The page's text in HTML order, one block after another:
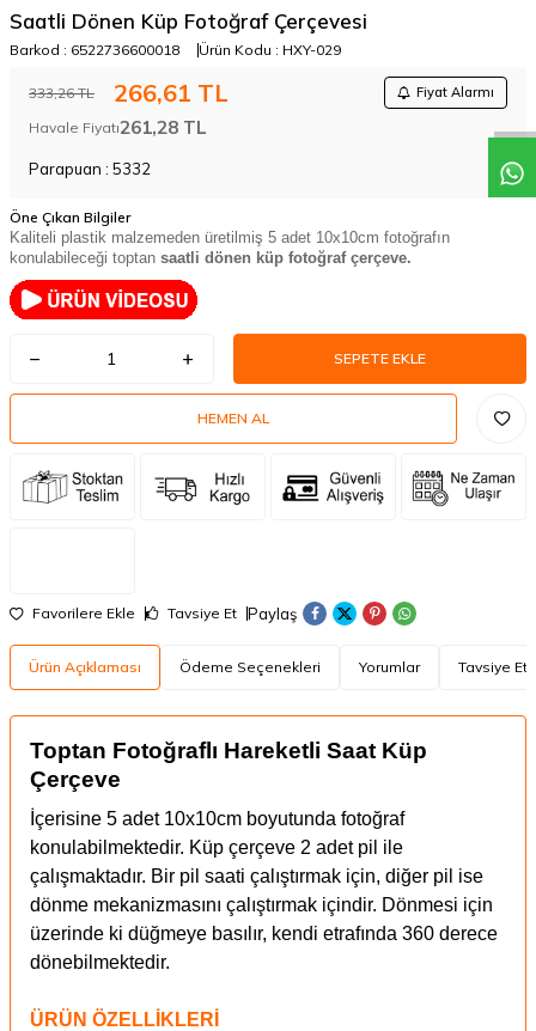
Saatli Dönen Küp Fotoğraf Çerçevesi
Barkod : 6522736600018 Ürün Kodu : HXY-029
333,26TL 266,61 TL Fiyat Alarmı
Havale Fiyatı261,28 TL
Parapuan : 5332
Öne Çıkan Bilgiler
Kaliteli plastik malzemeden üretilmiş 5 adet 10x10cm fotoğrafın
konulabileceği toptan saatli dönen küp fotoğraf çerçeve.
SEPETE EKLE
HEMEN AL
Favorilere Ekle Tavsiye Et Paylaş
Ürün Açıklaması Ödeme Seçenekleri Yorumlar Tavsiye Et
Toptan Fotoğraflı Hareketli Saat Küp
Çerçeve
İçerisine 5 adet 10x10cm boyutunda fotoğraf
konulabilmektedir. Küp çerçeve 2 adet pil ile
çalışmaktadır. Bir pil saati çalıştırmak için, diğer pil ise
dönme mekanizmasını çalıştırmak içindir. Dönmesi için
üzerinde ki düğmeye basılır, kendi etrafında 360 derece
dönebilmektedir.
ÜRÜN ÖZELLİKLERİ